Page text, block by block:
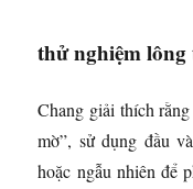
thử nghiệm lông
Chang giải thích
mờ”, sử dụng đầu
hoặc ngẫu nhiên để